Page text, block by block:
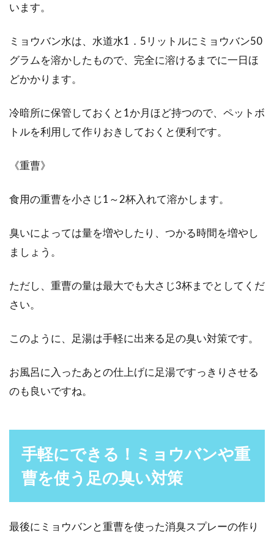
います。
ミョウバン水は、水道水1．5リットルにミョウバン50
グラムを溶かしたもので、完全に溶けるまでに一日ほ
どかかります。
冷暗所に保管しておくと1か月ほど持つので、ペットボ
トルを利用して作りおきしておくと便利です。
《重曹》
食用の重曹を小さじ1～2杯入れて溶かします。
臭いによっては量を増やしたり、つかる時間を増やし
ましょう。
ただし、重曹の量は最大でも大さじ3杯までとしてくだ
さい。
このように、足湯は手軽に出来る足の臭い対策です。
お風呂に入ったあとの仕上げに足湯ですっきりさせる
のも良いですね。
手軽にできる！ミョウバンや重
曹を使う足の臭い対策
最後にミョウバンと重曹を使った消臭スプレーの作り